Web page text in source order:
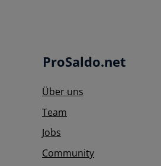
ProSaldo.net
Über uns
Team
Jobs
Community